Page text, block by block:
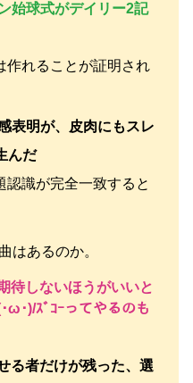
始球式がデイリー2記
れることが証明され
表明が、皮肉にもスレ
んだ
識が完全一致すると
はあるのか。
期待しないほうがいいと
ω･)/ｽﾞｺｰってやるのも
る者だけが残った、選